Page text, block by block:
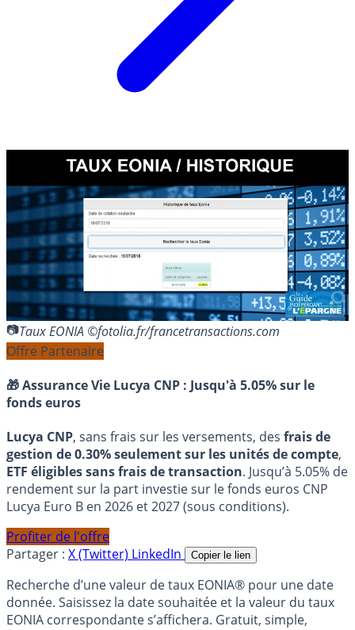
Taux EONIA ©fotolia.fr/francetransactions.com
Offre Partenaire
🎁 Assurance Vie Lucya CNP : Jusqu'à 5.05% sur le
fonds euros
Lucya CNP, sans frais sur les versements, des frais de
gestion de 0.30% seulement sur les unités de compte,
ETF éligibles sans frais de transaction. Jusqu’à 5.05% de
rendement sur la part investie sur le fonds euros CNP
Lucya Euro B en 2026 et 2027 (sous conditions).
Profiter de l'offre
Partager : X (Twitter) LinkedIn Copier le lien
Recherche d’une valeur de taux EONIA® pour une date
donnée. Saisissez la date souhaitée et la valeur du taux
EONIA correspondante s’affichera. Gratuit, simple,